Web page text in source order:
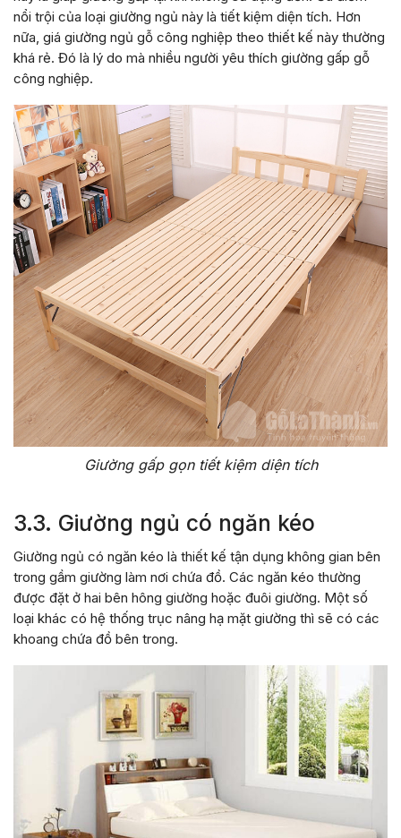
nổi trội của loại giường ngủ này là tiết kiệm diện tích. Hơn
nữa, giá giường ngủ gỗ công nghiệp theo thiết kế này thường
khá rẻ. Đó là lý do mà nhiều người yêu thích giường gấp gỗ
công nghiệp.
Giường gấp gọn tiết kiệm diện tích
3.3. Giường ngủ có ngăn kéo
Giường ngủ có ngăn kéo là thiết kế tận dụng không gian bên
trong gầm giường làm nơi chứa đồ. Các ngăn kéo thường
được đặt ở hai bên hông giường hoặc đuôi giường. Một số
loại khác có hệ thống trục nâng hạ mặt giường thì sẽ có các
khoang chứa đồ bên trong.